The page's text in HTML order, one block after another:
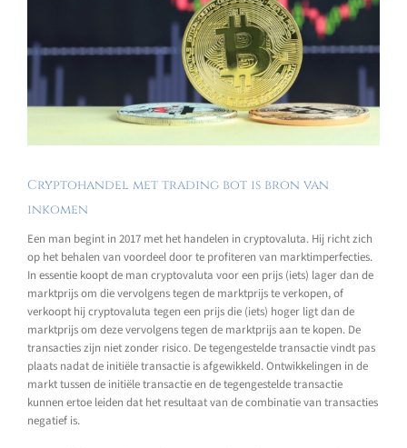
Cryptohandel met trading bot is bron van
inkomen
Een man begint in 2017 met het handelen in cryptovaluta. Hij richt zich
op het behalen van voordeel door te profiteren van marktimperfecties.
In essentie koopt de man cryptovaluta voor een prijs (iets) lager dan de
marktprijs om die vervolgens tegen de marktprijs te verkopen, of
verkoopt hij cryptovaluta tegen een prijs die (iets) hoger ligt dan de
marktprijs om deze vervolgens tegen de marktprijs aan te kopen. De
transacties zijn niet zonder risico. De tegengestelde transactie vindt pas
plaats nadat de initiële transactie is afgewikkeld. Ontwikkelingen in de
markt tussen de initiële transactie en de tegengestelde transactie
kunnen ertoe leiden dat het resultaat van de combinatie van transacties
negatief is.